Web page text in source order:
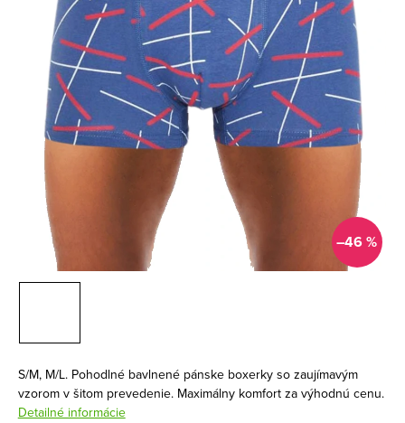
–46 %
S/M, M/L. Pohodlné bavlnené pánske boxerky so zaujímavým
vzorom v šitom prevedenie. Maximálny komfort za výhodnú cenu.
Detailné informácie